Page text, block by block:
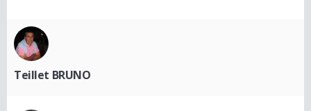
Teillet BRUNO